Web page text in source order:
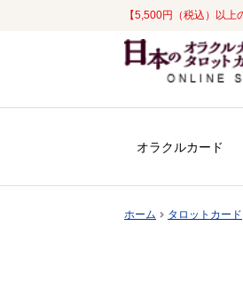
【5,500円（税込）以
ナ
ビ
ン
コ
ン
ス
オラクルカード
ホーム タロットカード